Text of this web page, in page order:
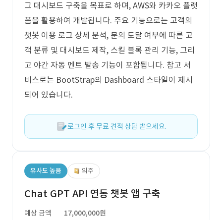
그 대시보드 구축을 목표로 하며, AWS와 카카오 플랫
폼을 활용하여 개발됩니다. 주요 기능으로는 고객의
챗봇 이용 로그 상세 분석, 문의 도달 여부에 따른 고
객 분류 및 대시보드 제작, 스킬 블록 관리 기능, 그리
고 야간 자동 멘트 발송 기능이 포함됩니다. 참고 서
비스로는 BootStrap의 Dashboard 스타일이 제시
되어 있습니다.
로그인 후 무료 견적 상담 받으세요.
유사도 높음 외주
Chat GPT API 연동 챗봇 앱 구축
예상 금액
17,000,000원